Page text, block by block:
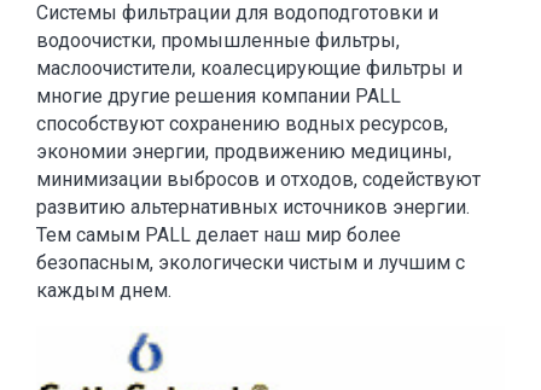
Системы фильтрации для водоподготовки и
водоочистки, промышленные фильтры,
маслоочистители, коалесцирующие фильтры и
многие другие решения компании PALL
способствуют сохранению водных ресурсов,
экономии энергии, продвижению медицины,
минимизации выбросов и отходов, содействуют
развитию альтернативных источников энергии.
Тем самым PALL делает наш мир более
безопасным, экологически чистым и лучшим с
каждым днем.